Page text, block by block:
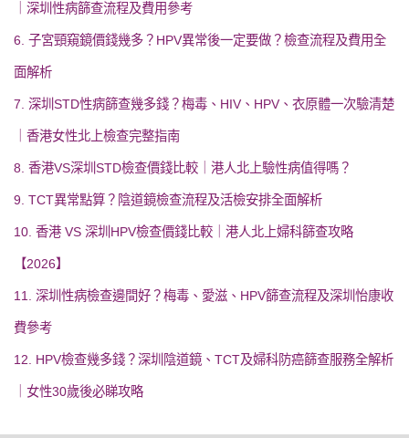
｜深圳性病篩查流程及費用參考
6. 子宮頸窺鏡價錢幾多？HPV異常後一定要做？檢查流程及費用全
面解析
7. 深圳STD性病篩查幾多錢？梅毒、HIV、HPV、衣原體一次驗清楚
｜香港女性北上檢查完整指南
8. 香港VS深圳STD檢查價錢比較｜港人北上驗性病值得嗎？
9. TCT異常點算？陰道鏡檢查流程及活檢安排全面解析
10. 香港 VS 深圳HPV檢查價錢比較｜港人北上婦科篩查攻略
【2026】
11. 深圳性病檢查邊間好？梅毒、愛滋、HPV篩查流程及深圳怡康收
費參考
12. HPV檢查幾多錢？深圳陰道鏡、TCT及婦科防癌篩查服務全解析
｜女性30歲後必睇攻略